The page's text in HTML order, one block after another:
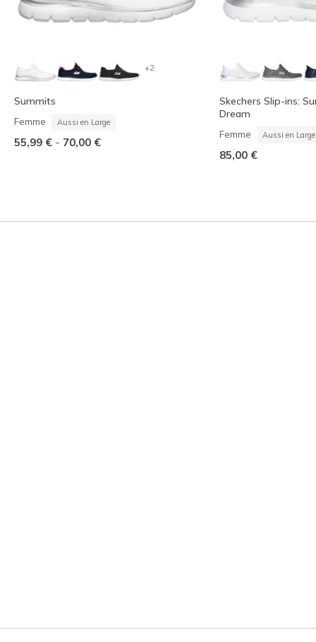
+2
Summits
Femme Aussi en Large
55,99 € - 70,00 €
Skechers Slip-ins:
Dream
Femme Aussi en Large
85,00 €